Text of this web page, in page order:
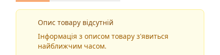
Опис товару відсутній
Інформація з описом товару з'явиться
найближчим часом.